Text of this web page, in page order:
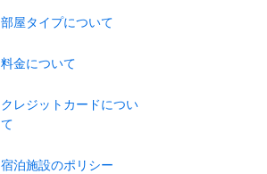
部屋タイプについて
料金について
クレジットカードについ
て
宿泊施設のポリシー